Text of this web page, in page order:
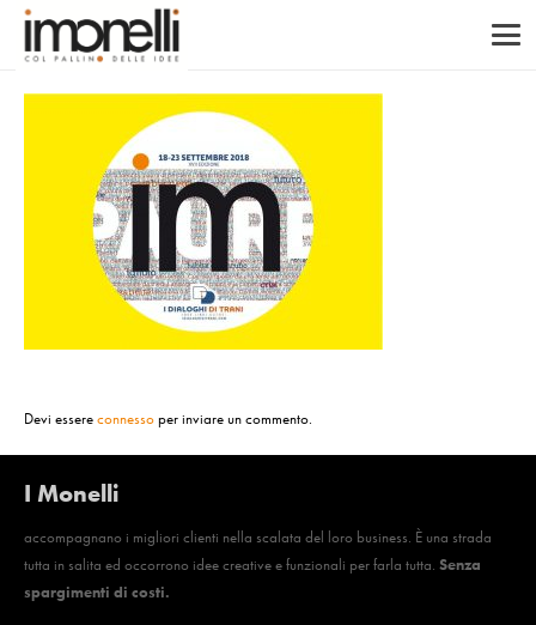
Devi essere connessoper inviare un commento.
I Monelli
accompagnano i migliori clienti nella scalata del loro business. È una strada
tutta in salita ed occorrono idee creative e funzionali per farla tutta. Senza
spargimenti di costi.